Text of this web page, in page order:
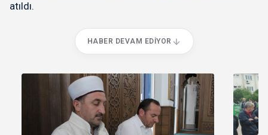
atıldı.
HABER DEVAM EDIYOR